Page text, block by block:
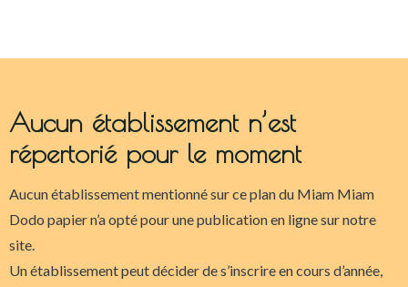
Aucun établissement n’est
répertorié pour le moment
Aucun établissement mentionné sur ce plan du Miam Miam
Dodo papier n’a opté pour une publication en ligne sur notre
site.
Un établissement peut décider de s’inscrire en cours d’année,